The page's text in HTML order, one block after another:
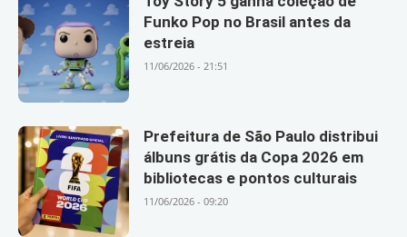
Funko Pop no Brasil antes da
estreia
11/06/2026 - 21:51
Prefeitura de São Paulo distribui
álbuns grátis da Copa 2026 em
bibliotecas e pontos culturais
11/06/2026 - 09:20